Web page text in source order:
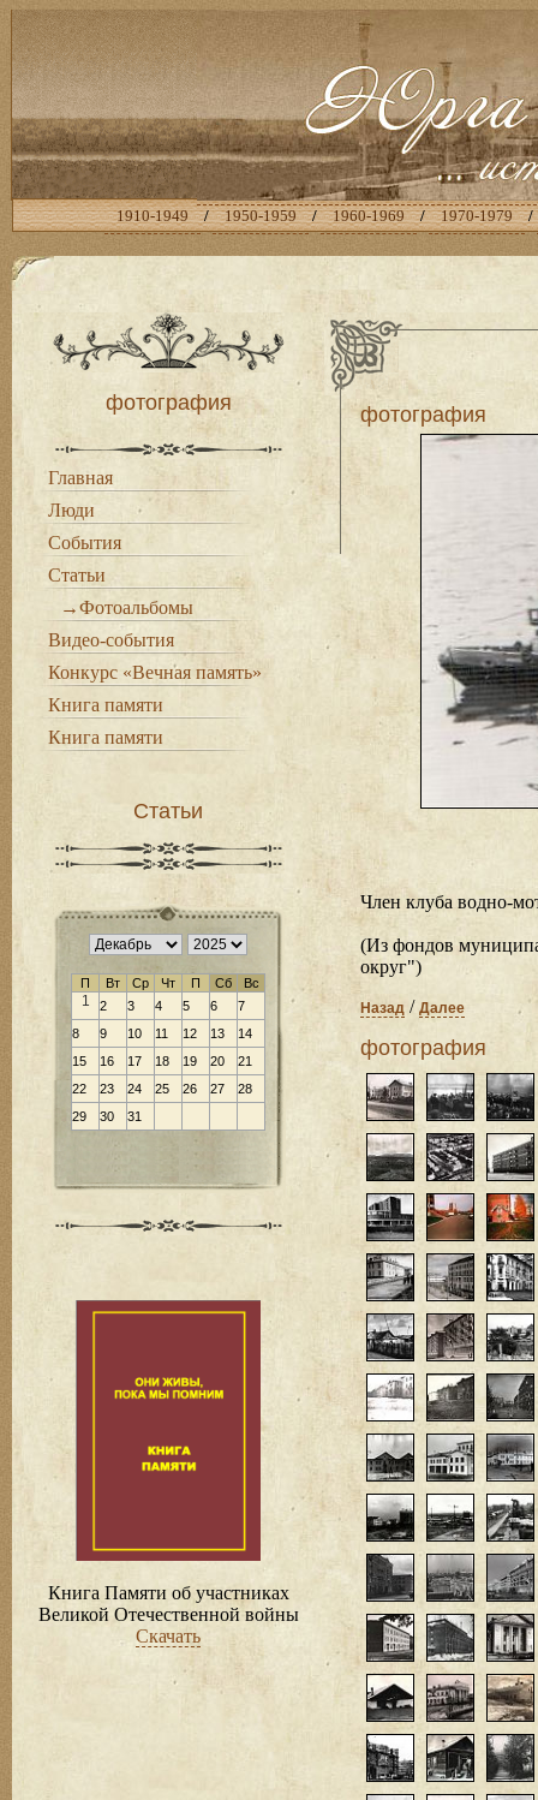
1910-1949 / 1950-1959 / 1960-1969 / 1970-1979 /
фотография
Главная
Люди
События
Статьи
→Фотоальбомы
Видео-события
Конкурс «Вечная память»
Книга памяти
Книга памяти
Статьи
П Вт Ср Чт П Сб Вс
1 2 3 4 5 6
7
8
9 10 11 12 13
14
15
16 17 18 19 20
21
22
23 24 25 26 27
28
29
30 31
Книга Памяти об участниках
Великой Отечественной войны
Скачать
фотография
Член клуба водно-
(Из фондов
округ")
Назад / Далее
фотография